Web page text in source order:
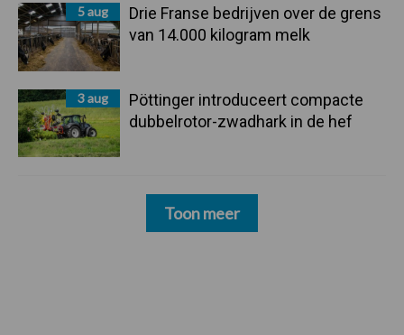
5 aug
Drie Franse bedrijven over de grens
van 14.000 kilogram melk
3 aug
Pöttinger introduceert compacte
dubbelrotor-zwadhark in de hef
Toon meer